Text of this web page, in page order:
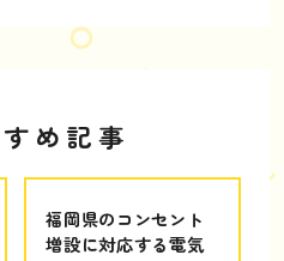
め記事
福岡県のコンセント
増設に対応する電気